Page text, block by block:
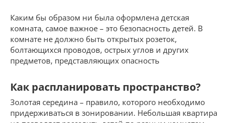
Каким бы образом ни была оформлена детская
комната, самое важное – это безопасность детей. В
комнате не должно быть открытых розеток,
болтающихся проводов, острых углов и других
предметов, представляющих опасность
Как распланировать пространство?
Золотая середина – правило, которого необходимо
придерживаться в зонировании. Небольшая квартира